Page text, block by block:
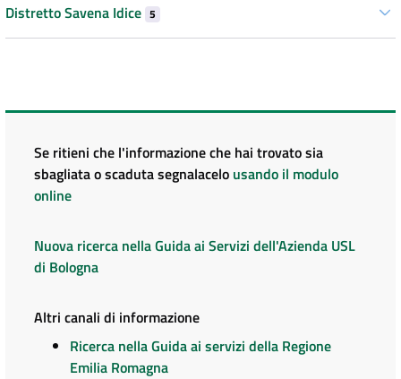
Distretto Savena Idice 5
Se ritieni che l'informazione che hai trovato sia
sbagliata o scaduta segnalacelo usando il modulo
online
Nuova ricerca nella Guida ai Servizi dell'Azienda USL
di Bologna
Altri canali di informazione
Ricerca nella Guida ai servizi della Regione
Emilia Romagna